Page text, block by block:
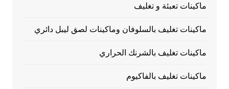
ماكينات تعبئة و تغليف
ماكينات تغليف بالسلوفان وماكينات لصق ليبل دائري
ماكينات تغليف بالشرنك الحراري
ماكينات تغليف بالفاكيوم